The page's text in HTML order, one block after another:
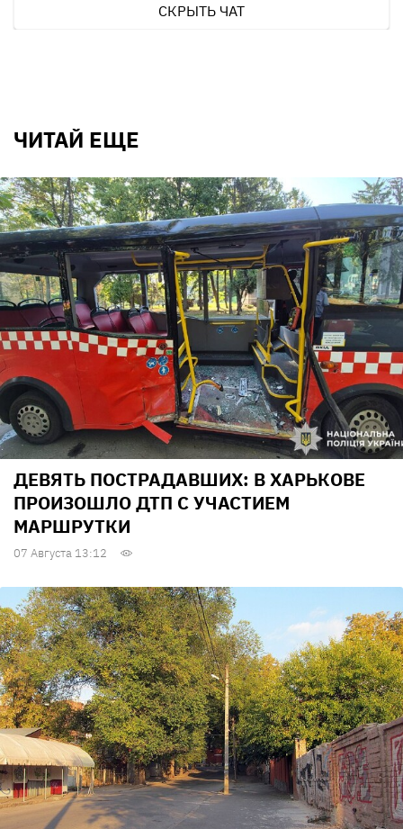
СКРЫТЬ ЧАТ
ЧИТАЙ ЕЩЕ
ДЕВЯТЬ ПОСТРАДАВШИХ: В ХАРЬКОВЕ
ПРОИЗОШЛО ДТП С УЧАСТИЕМ
МАРШРУТКИ
07 Августа 13:12